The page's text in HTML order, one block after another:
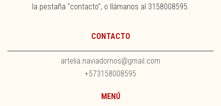
la pestaña "contacto", o llámanos al 3158008595.
CONTACTO
artelia.naviadornos@gmail.com
+573158008595
MENÚ